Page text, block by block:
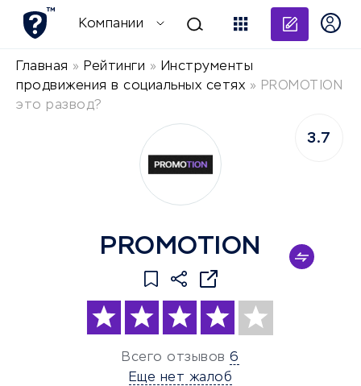
Компании
Главная » Рейтинги » Инструменты
продвижения в социальных сетях » PROMOTION
это развод?
PROMOTION
Всего отзывов 6
Еще нет жалоб
3.7